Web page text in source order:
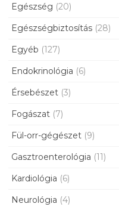
Egészség (20)
Egészségbiztosítás (28)
Egyéb (127)
Endokrinológia (6)
Érsebészet (3)
Fogászat (7)
Fül-orr-gégészet (9)
Gasztroenterológia (11)
Kardiológia (6)
Neurológia (4)